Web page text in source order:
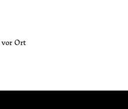
Ort